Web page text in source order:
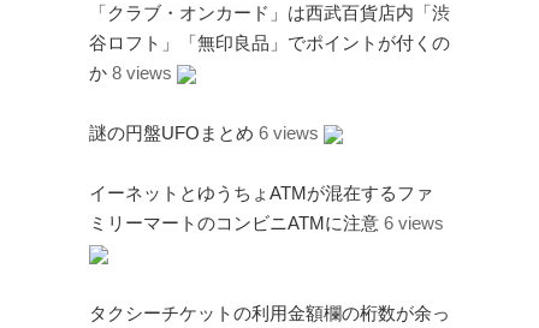
「クラブ・オンカード」は西武百貨店内「渋
谷ロフト」「無印良品」でポイントが付くの
か 8 views
謎の円盤UFOまとめ 6 views
イーネットとゆうちょATMが混在するファ
ミリーマートのコンビニATMに注意 6 views
タクシーチケットの利用金額欄の桁数が余っ